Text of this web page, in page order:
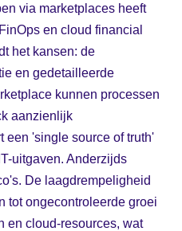
via marketplaces heeft
en cloud financial
het kansen: de
en gedetailleerde
kunnen processen
aanzienlijk
een 'single source of truth'
uitgaven. Anderzijds
De laagdrempeligheid
tot ongecontroleerde groei
en cloud-resources, wat